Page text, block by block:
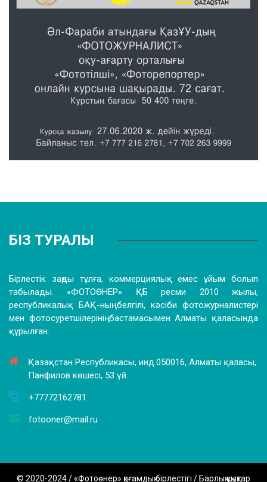
БІЗ ТУРАЛЫ
Бірлестік заңды тұлға, коммерциялық емес ұйым болып
табылады. «ФОТОӨНЕР» ҚБ ресми 2010 жылы,
республикалық БАҚ-ның белгілі, кәсіби фотожурналистері
мен фотосуретшілерінің бастамасымен Алматы қаласында
құрылған.
Қазақстан Республикасы, инд.050016, Алматы қаласы,
Панфилов көшесі, 53 үй.
+77772162781
fotooner@mail.ru
© 2020-2024 / «Фотоөнер» қоғамдық бірлестігі / Барлық құқықтар